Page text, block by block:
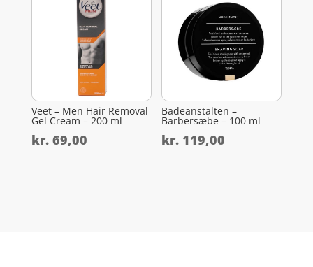
Veet – Men Hair Removal
Gel Cream – 200 ml
kr.69,00
Badeanstalten –
Barbersæbe – 100 ml
kr. 119,00